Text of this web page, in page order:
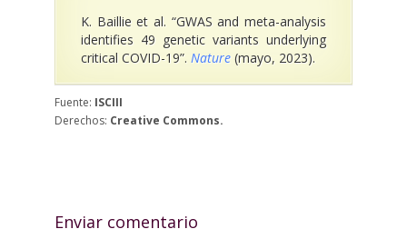
K. Baillie et al. “GWAS and meta-analysis
identifies 49 genetic variants underlying
critical COVID-19”. Nature(mayo, 2023).
Fuente: ISCIII
Derechos: Creative Commons.
Enviar comentario